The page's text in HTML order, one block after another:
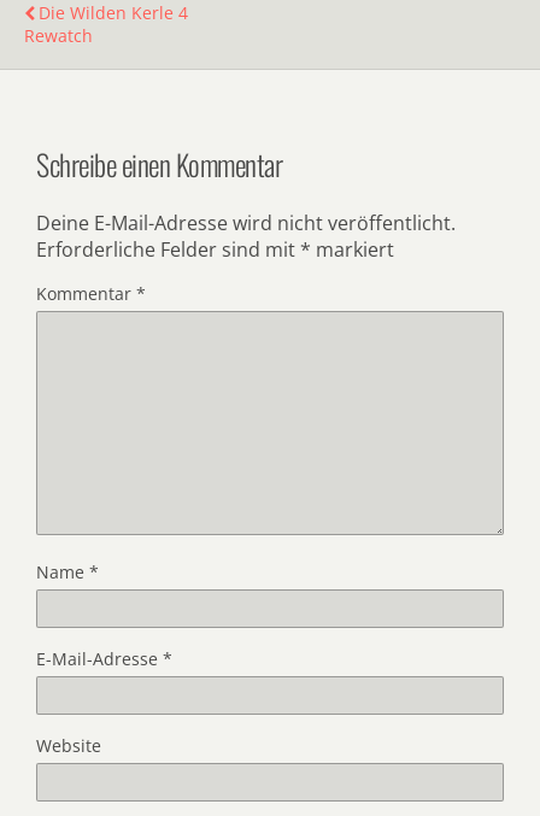
Die Wilden Kerle 4
Rewatch
Schreibe einen Kommentar
Deine E-Mail-Adresse wird nicht veröffentlicht.
Erforderliche Felder sind mit * markiert
Kommentar *
Name *
E-Mail-Adresse *
Website